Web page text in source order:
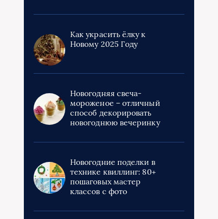
Как украсить ёлку к
Новому 2025 Году
Новогодняя свеча-
мороженое – отличный
способ декорировать
новогоднюю вечеринку
Новогодние поделки в
технике квиллинг: 80+
пошаговых мастер
классов с фото